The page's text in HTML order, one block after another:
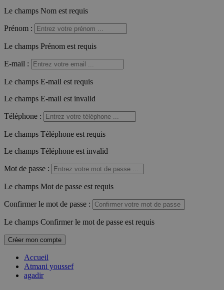
Le champs Nom est requis
Prénom :
Le champs Prénom est requis
E-mail :
Le champs E-mail est requis
Le champs E-mail est invalid
Téléphone :
Le champs Téléphone est requis
Le champs Téléphone est invalid
Mot de passe :
Le champs Mot de passe est requis
Confirmer le mot de passe :
Le champs Confirmer le mot de passe est requis
Créer mon compte
Accueil
Atmani youssef
agadir